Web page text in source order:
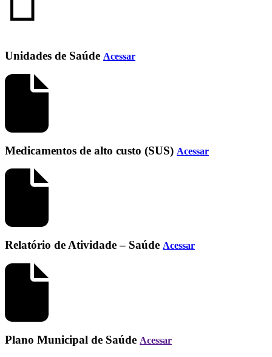
Unidades de Saúde Acessar
Medicamentos de alto custo (SUS) Acessar
Relatório de Atividade – Saúde Acessar
Plano Municipal de Saúde Acessar